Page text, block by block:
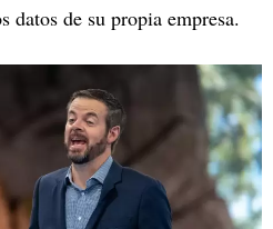
de su propia empresa.